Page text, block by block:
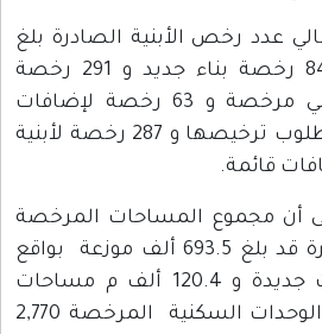
عدد رخص الأبنية الصادرة بلغ
1,518 رخصة، منها 843 رخصة بناء جديد و 291 رخصة
لإضافات جديدة لمباني مرخصة و 63 رخصة لإضافات
جديدة وأجزاء قائمة مطلوب ترخيصها و 287 رخصة لأبنية
إلى أن مجموع المساحات المرخصة
للبناء خلال نفس الفترة قد بلغ 693.5 ألف موزعة بواقع
573.1 ألف م مساحات جديدة و 120.4 ألف م مساحات
قائمة، فيما بلغ عدد الوحدات السكنية المرخصة 2,770